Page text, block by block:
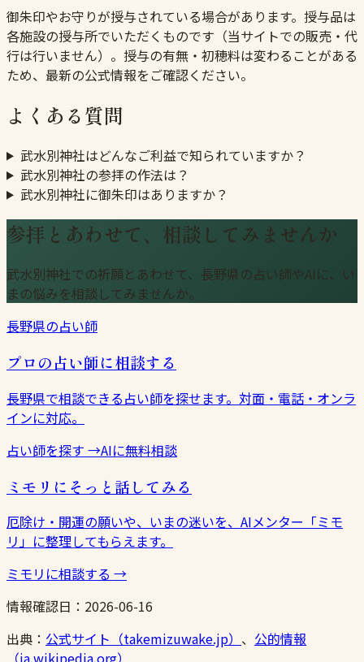
御朱印やお守りが授与されている場合があります。授与品は
各施設の授与所でいただくものです（当サイトでの販売・代
行は行いません）。授与の有無・初穂料は変わることがある
ため、最新の公式情報をご確認ください。
よくある質問
武水別神社はどんなご利益で知られていますか？
武水別神社の参拝の作法は？
武水別神社に御朱印はありますか？
参拝とあわせて、相談してみませんか
武水別神社での祈願とあわせて、長野県の占い師やAIに、い
まの悩みを相談してみませんか。
長野県の占い師
プロの占い師に相談する
長野県で相談できる占い師を探せます。対面・電話・オンラ
インに対応。
占い師を探す →AIに無料相談
ミモリにそっと話してみる
厄除け・開運の願いや、いまの迷いを、AIメンター「ミモ
リ」に整理してもらえます。
ミモリに相談する →
情報確認日： 2026-06-16
出典： 公式サイト（takemizuwake.jp） 、 公的情報